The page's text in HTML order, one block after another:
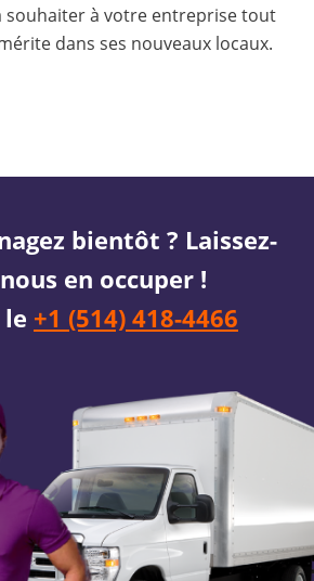
souhaiter à votre entreprise tout
dans ses nouveaux locaux.
bientôt ? Laissez-
en occuper !
+1 (514) 418-4466